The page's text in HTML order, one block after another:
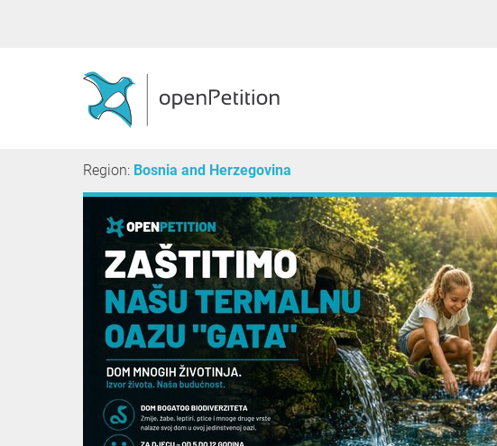
Region: Bosnia and Herzegovina